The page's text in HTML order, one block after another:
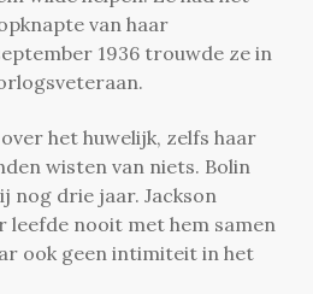
van haar
1936 trouwde ze in
het huwelijk, zelfs haar
wisten van niets. Bolin
nog drie jaar. Jackson
leefde nooit met hem samen
ook geen intimiteit in het